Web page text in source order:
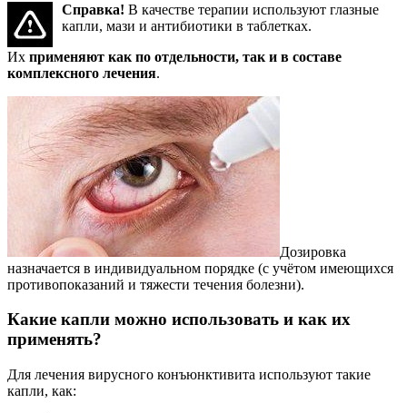
Справка! В качестве терапии используют глазные
капли, мази и антибиотики в таблетках.
Их применяют как по отдельности, так и в составе
комплексного лечения.
Дозировка
назначается в индивидуальном порядке (с учётом имеющихся
противопоказаний и тяжести течения болезни).
Какие капли можно использовать и как их
применять?
Для лечения вирусного конъюнктивита используют такие
капли, как: